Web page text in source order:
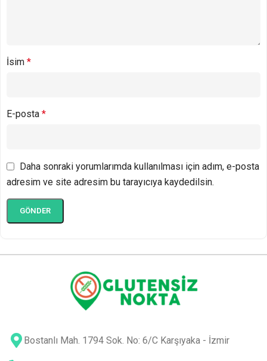
İsim *
E-posta *
Daha sonraki yorumlarımda kullanılması için adım, e-posta
adresim ve site adresim bu tarayıcıya kaydedilsin.
Bostanlı Mah. 1794 Sok. No: 6/C Karşıyaka - İzmir